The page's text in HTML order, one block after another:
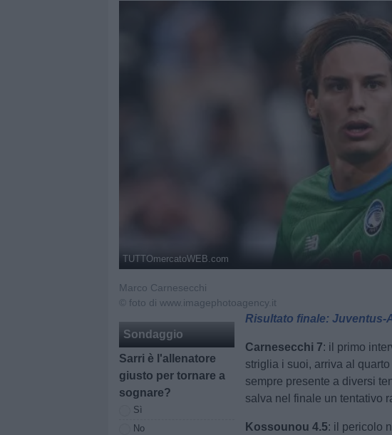
TUTTOmercatoWEB.com
Marco Carnesecchi
© foto di www.imagephotoagency.it
Sondaggio
Sarri è l'allenatore
giusto per tornare a
sognare?
Sì
No
Risultato finale: Juventus-
Carnesecchi 7: il primo
striglia i suoi, arriva al
sempre presente a diversi
salva nel finale un tentativo
Kossounou 4.5: il pericolo